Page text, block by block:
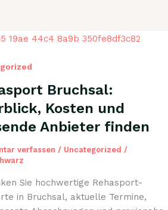
Bruchsal:
Kosten und
Anbieter finden
verfassen / Uncategorized /
Sie hochwertige Rehasport-
in Bruchsal, aktuelle Termine,